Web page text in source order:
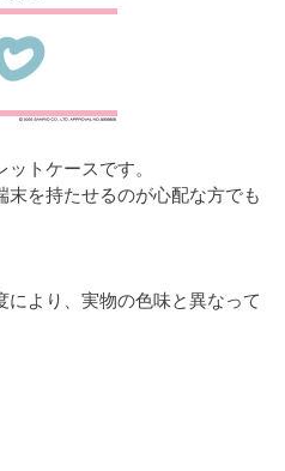
トケースです。
を持たせるのが心配な方でも
より、実物の色味と異なって